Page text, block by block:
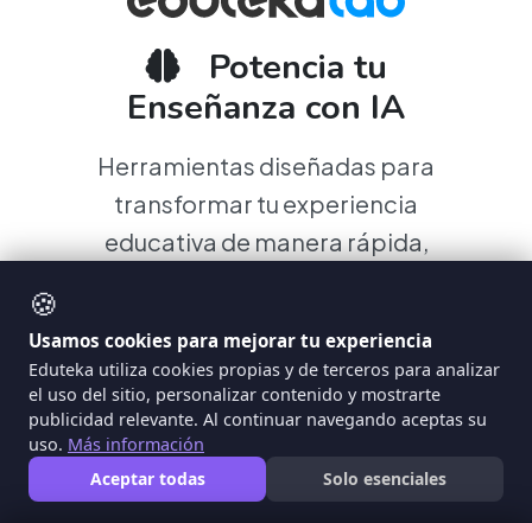
Potencia tu
Enseñanza con IA
Herramientas diseñadas para
transformar tu experiencia
educativa de manera rápida,
Plan de Clase IA
🍪
Usamos cookies para mejorar tu experiencia
Eduteka utiliza cookies propias y de terceros para analizar
el uso del sitio, personalizar contenido y mostrarte
publicidad relevante. Al continuar navegando aceptas su
uso. Más información
Aceptar todas
Solo esenciales